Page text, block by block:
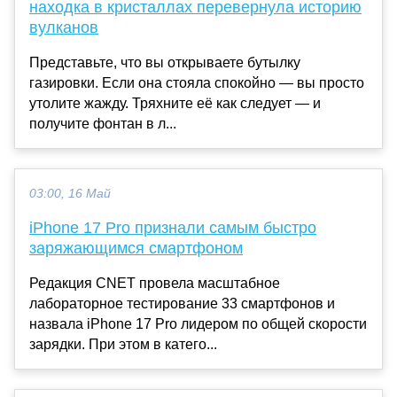
находка в кристаллах перевернула историю
вулканов
Представьте, что вы открываете бутылку
газировки. Если она стояла спокойно — вы просто
утолите жажду. Тряхните её как следует — и
получите фонтан в л...
03:00, 16 Май
iPhone 17 Pro признали самым быстро
заряжающимся смартфоном
Редакция CNET провела масштабное
лабораторное тестирование 33 смартфонов и
назвала iPhone 17 Pro лидером по общей скорости
зарядки. При этом в катего...